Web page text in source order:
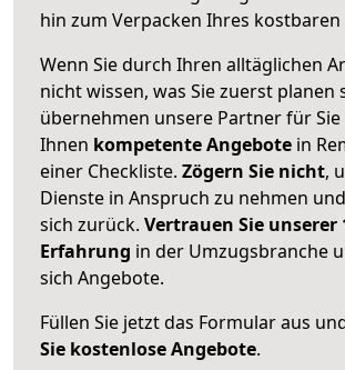
hin zum Verpacken Ihres kostbaren
Wenn Sie durch Ihren alltäglichen
nicht wissen, was Sie zuerst planen
übernehmen unsere Partner für
Ihnen kompetente Angebote in
einer Checkliste. Zögern Sie nicht,
Dienste in Anspruch zu nehmen
sich zurück. Vertrauen Sie unserer
Erfahrung in der Umzugsbranche
sich Angebote.
Füllen Sie jetzt das Formular aus
Sie kostenlose Angebote.